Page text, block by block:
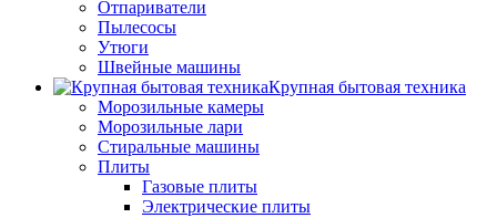
Отпариватели
Пылесосы
Утюги
Швейные машины
Крупная бытовая техника
Морозильные камеры
Морозильные лари
Стиральные машины
Плиты
Газовые плиты
Электрические плиты